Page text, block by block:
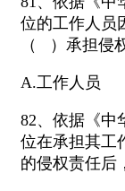
位的工作人员
（ ）承担侵
A.工作人
82、依据《中
位在承担其工
的侵权责任后